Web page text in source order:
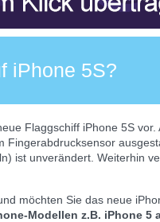
iPhone 5S?
Flaggschiff iPhone 5S
ist unverändert. Weiterhin
möchten Sie das neue
Modellen z.B. iPhone 5